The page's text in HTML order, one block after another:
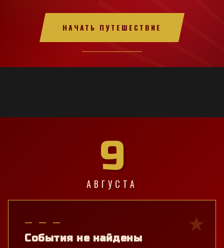
НАЧАТЬ ПУТЕШЕСТВИЕ
9
АВГУСТА
— — —
События не найдены